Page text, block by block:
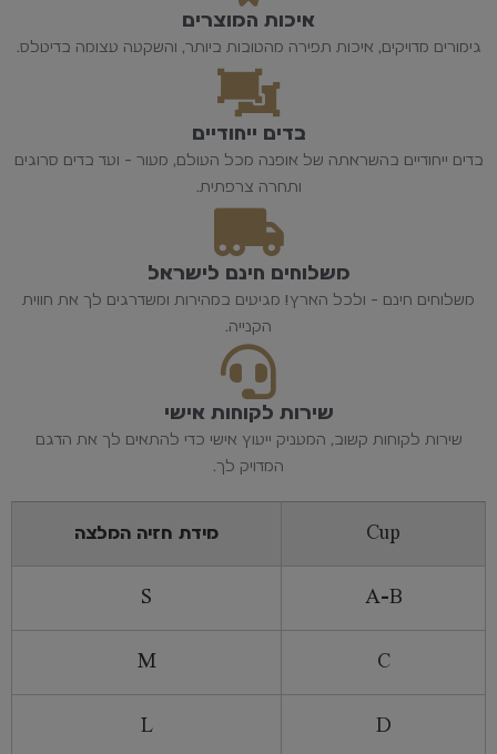
איכות המוצרים
גימורים מדויקים, איכות תפירה מהטובות ביותר, והשקעה עצומה בדיטלס.
בדים ייחודיים
בדים ייחודיים בהשראתה של אופנה מכל העולם, מעור - ועד בדים סרוגים
ותחרה צרפתית.
משלוחים חינם לישראל
משלוחים חינם - ולכל הארץ! מגיעים במהירות ומשדרגים לך את חווית
הקנייה.
שירות לקוחות אישי
שירות לקוחות קשוב, המעניק ייעוץ אישי כדי להתאים לך את הדגם
המדויק לך.
Cup מידת חזיה המלצה
A-B
S
C
M
D
L